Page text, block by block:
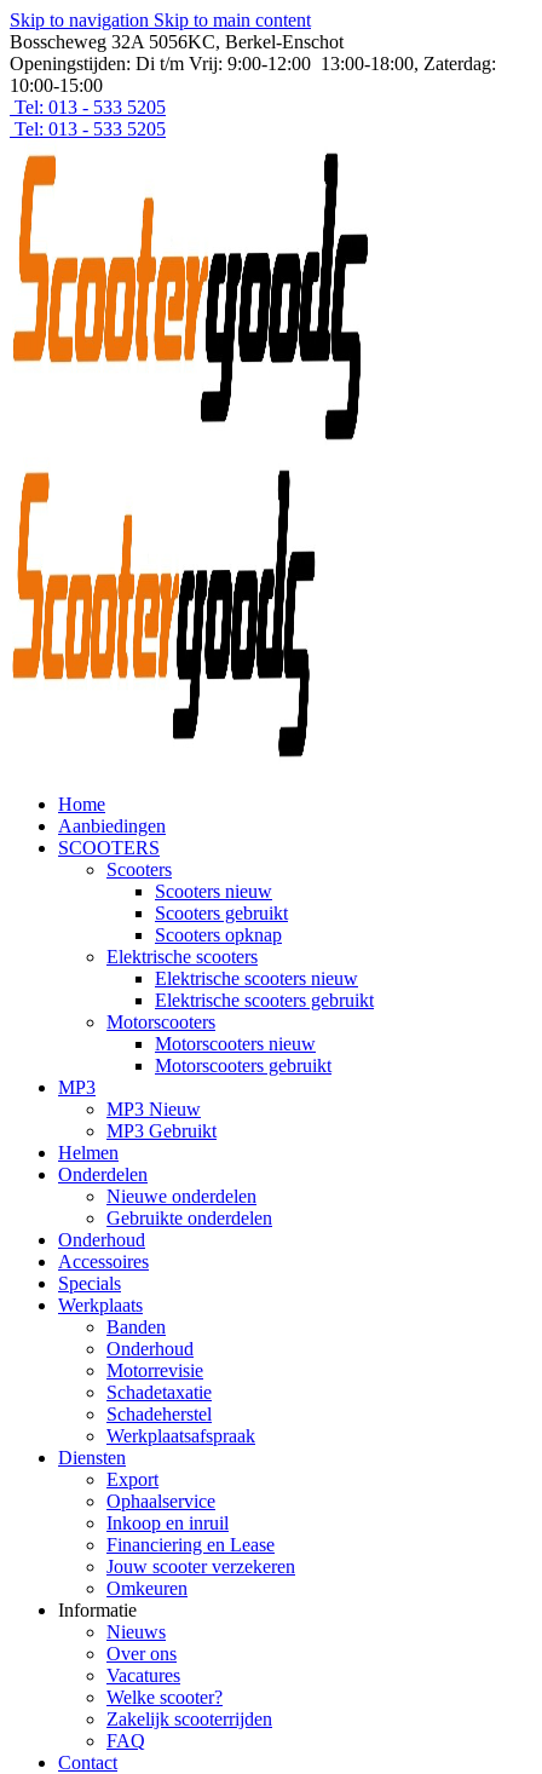
Skip to navigation Skip to main content
Bosscheweg 32A 5056KC, Berkel-Enschot
Openingstijden: Di t/m Vrij: 9:00-12:00 13:00-18:00, Zaterdag:
10:00-15:00
Tel: 013 - 533 5205
Tel: 013 - 533 5205
Home
Aanbiedingen
SCOOTERS
Scooters
Scooters nieuw
Scooters gebruikt
Scooters opknap
Elektrische scooters
Elektrische scooters nieuw
Elektrische scooters gebruikt
Motorscooters
Motorscooters nieuw
Motorscooters gebruikt
MP3
MP3 Nieuw
MP3 Gebruikt
Helmen
Onderdelen
Nieuwe onderdelen
Gebruikte onderdelen
Onderhoud
Accessoires
Specials
Werkplaats
Banden
Onderhoud
Motorrevisie
Schadetaxatie
Schadeherstel
Werkplaatsafspraak
Diensten
Export
Ophaalservice
Inkoop en inruil
Financiering en Lease
Jouw scooter verzekeren
Omkeuren
Informatie
Nieuws
Over ons
Vacatures
Welke scooter?
Zakelijk scooterrijden
FAQ
Contact